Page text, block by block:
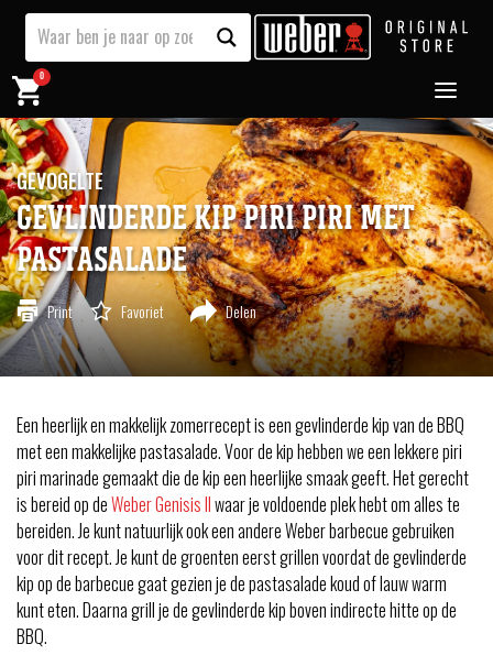
0
GEVOGELTE
GEVLINDERDE KIP PIRI PIRI MET
PASTASALADE
Print Favoriet Delen
Een heerlijk en makkelijk zomerrecept is een gevlinderde kip van de BBQ
met een makkelijke pastasalade. Voor de kip hebben we een lekkere piri
piri marinade gemaakt die de kip een heerlijke smaak geeft. Het gerecht
is bereid op deWeber Genisis IIwaar je voldoende plek hebt om alles te
bereiden. Je kunt natuurlijk ook een andere Weber barbecue gebruiken
voor dit recept. Je kunt de groenten eerst grillen voordat de gevlinderde
kip op de barbecue gaat gezien je de pastasalade koud of lauw warm
kunt eten. Daarna grill je de gevlinderde kip boven indirecte hitte op de
BBQ.